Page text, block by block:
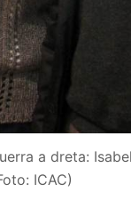
a dreta:
ICAC)